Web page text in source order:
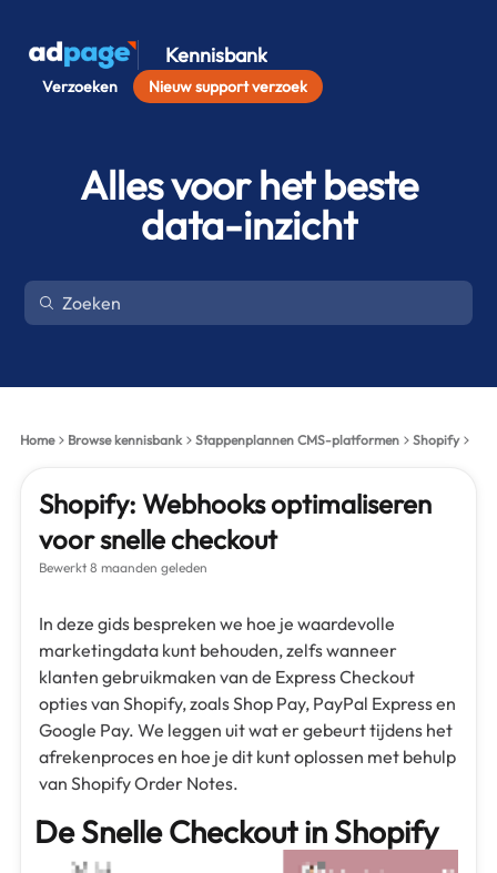
Kennisbank
Verzoeken Nieuw support verzoek
Alles voor het beste
data-inzicht
Home Browse kennisbank Stappenplannen CMS-platformen Shopify
Shopify: Webhooks optimaliseren
voor snelle checkout
Bewerkt 8 maanden geleden
In deze gids bespreken we hoe je waardevolle
marketingdata kunt behouden, zelfs wanneer
klanten gebruikmaken van de Express Checkout
opties van Shopify, zoals Shop Pay, PayPal Express en
Google Pay. We leggen uit wat er gebeurt tijdens het
afrekenproces en hoe je dit kunt oplossen met behulp
van Shopify Order Notes.
De Snelle Checkout in Shopify